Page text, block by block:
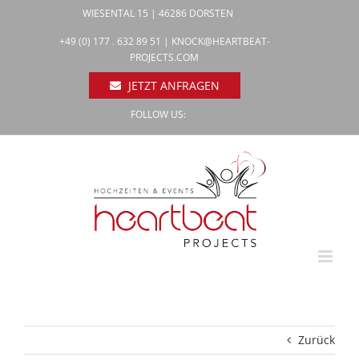
WIESENTAL 15 | 46286 DORSTEN
+49 (0) 177 . 632 89 51 | KNOCK@HEARTBEAT-
PROJECTS.COM
JETZT ANFRAGEN
FOLLOW US:
Zurück